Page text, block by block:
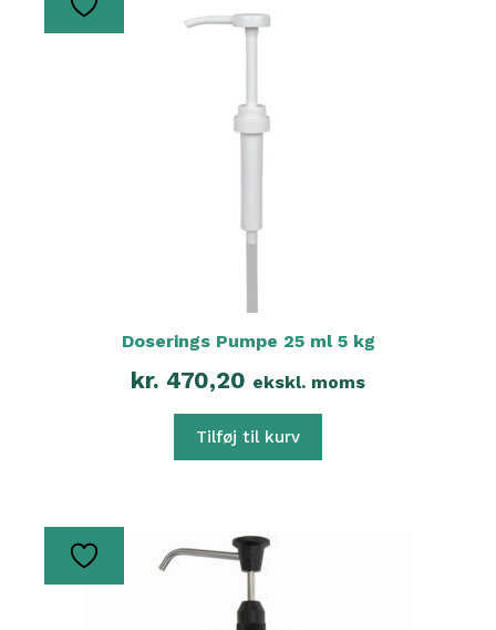
Doserings Pumpe 25 ml 5 kg
kr. 470,20 ekskl. moms
Tilføj til kurv